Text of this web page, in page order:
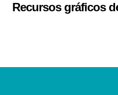
Recursos gráficos